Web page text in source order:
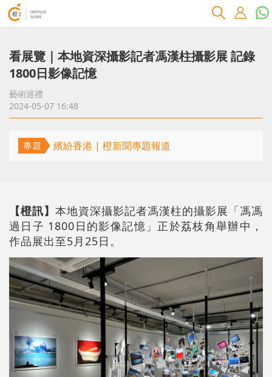
看展覽｜本地資深攝影記者馮漢柱攝影展 記錄
1800日影像記憶
藝術巡禮
2024-05-07 16:48
專題 繽紛香港 | 橙新聞專題報道
【橙訊】 本地資深攝影記者馮漢柱的攝影展「馮馮
過日子 1800日的影像記憶」正於荔枝角舉辦中，
作品展出至5月25日。